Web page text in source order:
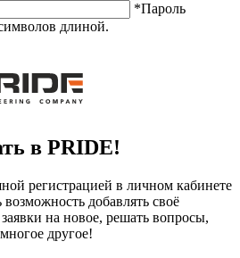
*Пароль
длиной.
в PRIDE!
регистрацией в личном кабинете
добавлять своё
на новое, решать вопросы,
другое!